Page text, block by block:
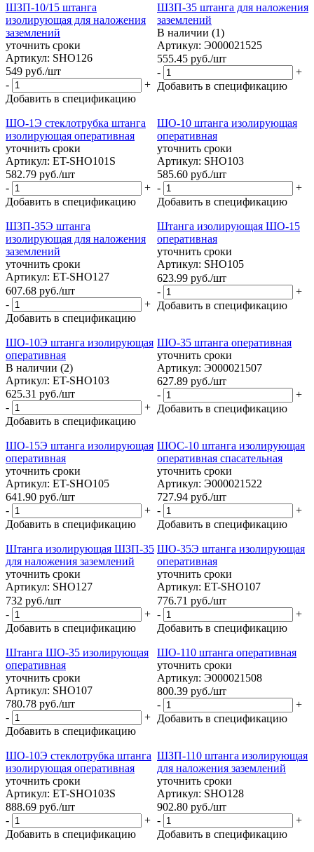
ШЗП-10/15 штанга
изолирующая для наложения
заземлений
уточнить сроки
Артикул: SHO126
549 руб./шт
-
+
Добавить в спецификацию
ШЗП-35 штанга для наложения
заземлений
В наличии (1)
Артикул: Э000021525
555.45 руб./шт
-
+
Добавить в спецификацию
ШО-1Э стеклотрубка штанга
изолирующая оперативная
уточнить сроки
Артикул: ET-SHO101S
582.79 руб./шт
-
+
Добавить в спецификацию
ШО-10 штанга изолирующая
оперативная
уточнить сроки
Артикул: SHO103
585.60 руб./шт
-
+
Добавить в спецификацию
ШЗП-35Э штанга
изолирующая для наложения
заземлений
уточнить сроки
Артикул: ET-SHO127
607.68 руб./шт
-
+
Добавить в спецификацию
Штанга изолирующая ШО-15
оперативная
уточнить сроки
Артикул: SHO105
623.99 руб./шт
-
+
Добавить в спецификацию
ШО-10Э штанга изолирующая
оперативная
В наличии (2)
Артикул: ET-SHO103
625.31 руб./шт
-
+
Добавить в спецификацию
ШО-35 штанга оперативная
уточнить сроки
Артикул: Э000021507
627.89 руб./шт
-
+
Добавить в спецификацию
ШО-15Э штанга изолирующая
оперативная
уточнить сроки
Артикул: ET-SHO105
641.90 руб./шт
-
+
Добавить в спецификацию
ШОС-10 штанга изолирующая
оперативная спасательная
уточнить сроки
Артикул: Э000021522
727.94 руб./шт
-
+
Добавить в спецификацию
Штанга изолирующая ШЗП-35
для наложения заземлений
уточнить сроки
Артикул: SHO127
732 руб./шт
-
+
Добавить в спецификацию
ШО-35Э штанга изолирующая
оперативная
уточнить сроки
Артикул: ET-SHO107
776.71 руб./шт
-
+
Добавить в спецификацию
Штанга ШО-35 изолирующая
оперативная
уточнить сроки
Артикул: SHO107
780.78 руб./шт
-
+
Добавить в спецификацию
ШО-110 штанга оперативная
уточнить сроки
Артикул: Э000021508
800.39 руб./шт
-
+
Добавить в спецификацию
ШО-10Э стеклотрубка штанга
изолирующая оперативная
уточнить сроки
Артикул: ET-SHO103S
888.69 руб./шт
-
+
Добавить в спецификацию
ШЗП-110 штанга изолирующая
для наложения заземлений
уточнить сроки
Артикул: SHO128
902.80 руб./шт
-
+
Добавить в спецификацию